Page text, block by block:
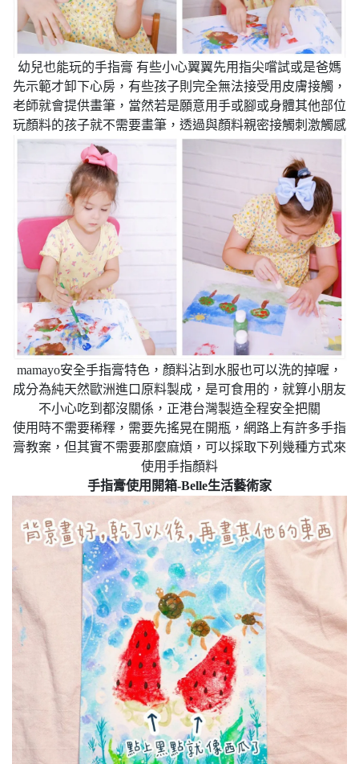
幼兒也能玩的手指膏 有些小心翼翼先用指尖嚐試或是爸媽
先示範才卸下心房，有些孩子則完全無法接受用皮膚接觸，
老師就會提供畫筆，當然若是願意用手或腳或身體其他部位
玩顏料的孩子就不需要畫筆，透過與顏料親密接觸刺激觸感
mamayo安全手指膏特色，顏料沾到水服也可以洗的掉喔，
成分為純天然歐洲進口原料製成，是可食用的，就算小朋友
不小心吃到都沒關係，正港台灣製造全程安全把關
使用時不需要稀釋，需要先搖晃在開瓶，網路上有許多手指
膏教案，但其實不需要那麼麻煩，可以採取下列幾種方式來
使用手指顏料
手指膏使用開箱-Belle生活藝術家